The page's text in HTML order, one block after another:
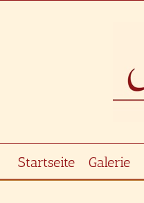
Startseite Galerie